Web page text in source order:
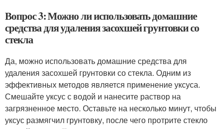
Вопрос 3: Можно ли использовать домашние
средства для удаления засохшей грунтовки со
стекла
Да, можно использовать домашние средства для
удаления засохшей грунтовки со стекла. Одним из
эффективных методов является применение уксуса.
Смешайте уксус с водой и нанесите раствор на
загрязненное место. Оставьте на несколько минут, чтобы
уксус размягчил грунтовку, после чего протрите стекло